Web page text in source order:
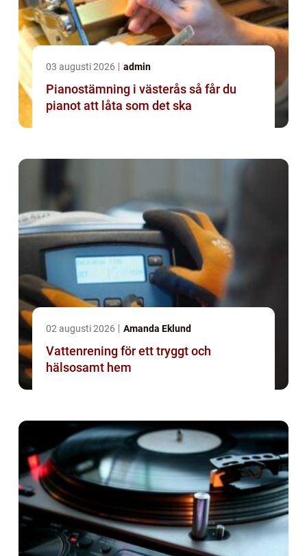
03 augusti 2026 admin
Pianostämning i västerås så får du
pianot att låta som det ska
02 augusti 2026 Amanda Eklund
Vattenrening för ett tryggt och
hälsosamt hem